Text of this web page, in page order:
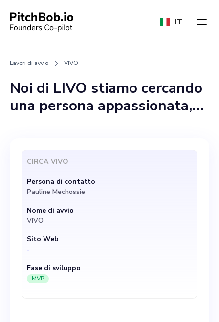
IT
Lavori di avvio VIVO
Noi di LIVO stiamo cercando
una persona appassionata,
startup impegnata a colmare
il divario tra le persone in
cerca di opzioni sanitarie
avanzate e le strutture che
forniscono questi servizi,
stiamo creando una
piattaforma dinamica
dedicata alla longevità e alla
CIRCA VIVO
Persona di contatto
Pauline Mechossie
Nome di avvio
VIVO
Sito Web
-
Fase di sviluppo
MVP